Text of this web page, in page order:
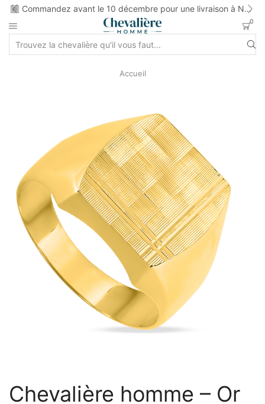
Commandez avant le 10 décembre pour une livraison à Noel
0
Accueil
Chevalière homme – Or